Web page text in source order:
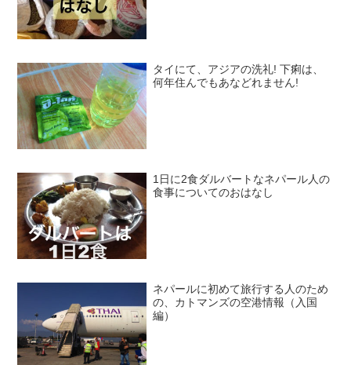
タイにて、アジアの洗礼! 下痢は、
何年住んでもあなどれません!
1日に2食ダルバートなネパール人の
食事についてのおはなし
ネパールに初めて旅行する人のため
の、カトマンズの空港情報（入国
編）